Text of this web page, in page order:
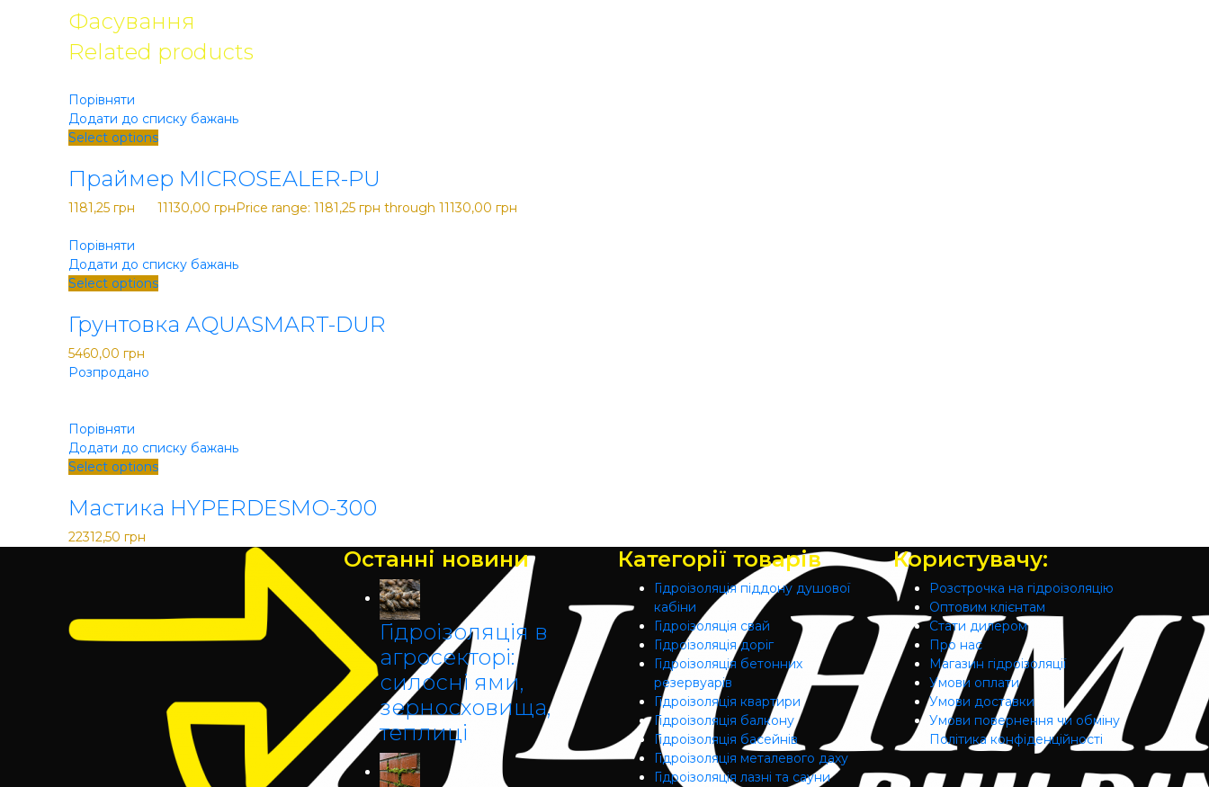
Фасування
Related products
Порівняти
Додати до списку бажань
Select options
Праймер MICROSEALER-PU
1181,25 грн 11130,00 грнPrice range: 1181,25 грн through 11130,00 грн
Порівняти
Додати до списку бажань
Select options
Грунтовка AQUASMART-DUR
5460,00 грн
Розпродано
Порівняти
Додати до списку бажань
Select options
Мастика HYPERDESMO-300
22312,50 грн
Останні новини
Гідроізоляція в
агросекторі:
силосні ями,
зерносховища,
теплиці
Категорії товарів
Гідроізоляція піддону душової
кабіни
Гідроізоляція свай
Гідроізоляція доріг
Гідроізоляція бетонних
резервуарів
Гідроізоляція квартири
Гідроізоляція балкону
Гідроізоляція басейнів
Гідроізоляція металевого даху
Гідроізоляція лазні та сауни
Користувачу:
Розстрочка на гідроізоляцію
Оптовим клієнтам
Стати дилером
Про нас
Магазин гідроізоляції
Умови оплати
Умови доставки
Умови повернення чи обміну
Політика конфіденційності